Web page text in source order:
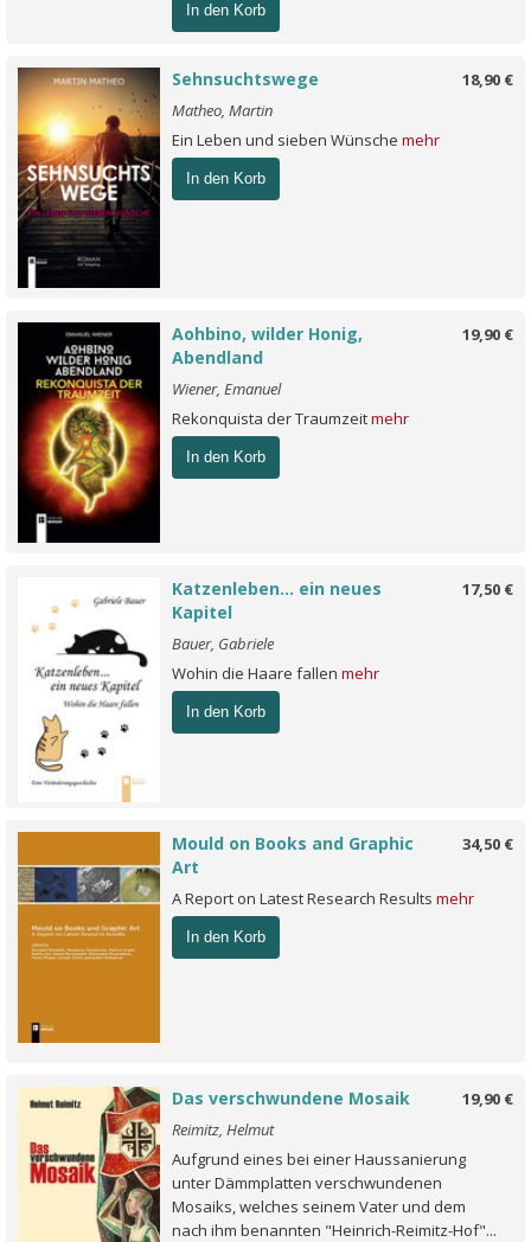
In den Korb
18,90 €
Sehnsuchtswege
Matheo, Martin
Ein Leben und sieben Wünsche mehr
In den Korb
19,90 €
Aohbino, wilder Honig,
Abendland
Wiener, Emanuel
Rekonquista der Traumzeitmehr
In den Korb
17,50 €
Katzenleben... ein neues
Kapitel
Bauer, Gabriele
Wohin die Haare fallen mehr
In den Korb
34,50 €
Mould on Books and Graphic
Art
A Report on Latest Research Results mehr
In den Korb
19,90 €
Das verschwundene Mosaik
Reimitz, Helmut
Aufgrund eines bei einer Haussanierung
unter Dämmplatten verschwundenen
Mosaiks, welches seinem Vater und dem
nach ihm benannten "Heinrich-Reimitz-Hof"...